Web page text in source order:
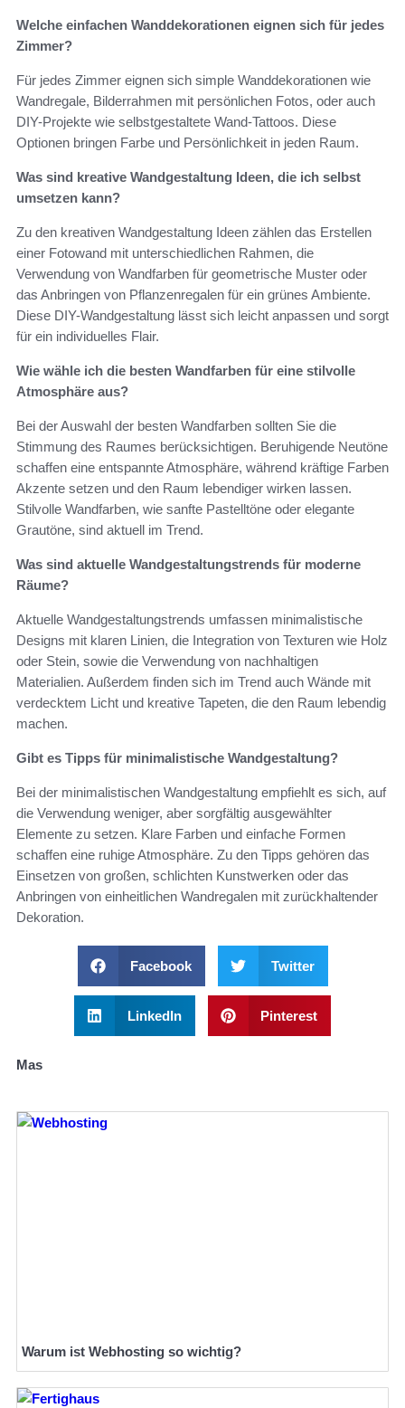
Welche einfachen Wanddekorationen eignen sich für jedes
Zimmer?
Für jedes Zimmer eignen sich simple Wanddekorationen wie
Wandregale, Bilderrahmen mit persönlichen Fotos, oder auch
DIY-Projekte wie selbstgestaltete Wand-Tattoos. Diese
Optionen bringen Farbe und Persönlichkeit in jeden Raum.
Was sind kreative Wandgestaltung Ideen, die ich selbst
umsetzen kann?
Zu den kreativen Wandgestaltung Ideen zählen das Erstellen
einer Fotowand mit unterschiedlichen Rahmen, die
Verwendung von Wandfarben für geometrische Muster oder
das Anbringen von Pflanzenregalen für ein grünes Ambiente.
Diese DIY-Wandgestaltung lässt sich leicht anpassen und sorgt
für ein individuelles Flair.
Wie wähle ich die besten Wandfarben für eine stilvolle
Atmosphäre aus?
Bei der Auswahl der besten Wandfarben sollten Sie die
Stimmung des Raumes berücksichtigen. Beruhigende Neutöne
schaffen eine entspannte Atmosphäre, während kräftige Farben
Akzente setzen und den Raum lebendiger wirken lassen.
Stilvolle Wandfarben, wie sanfte Pastelltöne oder elegante
Grautöne, sind aktuell im Trend.
Was sind aktuelle Wandgestaltungstrends für moderne
Räume?
Aktuelle Wandgestaltungstrends umfassen minimalistische
Designs mit klaren Linien, die Integration von Texturen wie Holz
oder Stein, sowie die Verwendung von nachhaltigen
Materialien. Außerdem finden sich im Trend auch Wände mit
verdecktem Licht und kreative Tapeten, die den Raum lebendig
machen.
Gibt es Tipps für minimalistische Wandgestaltung?
Bei der minimalistischen Wandgestaltung empfiehlt es sich, auf
die Verwendung weniger, aber sorgfältig ausgewählter
Elemente zu setzen. Klare Farben und einfache Formen
schaffen eine ruhige Atmosphäre. Zu den Tipps gehören das
Einsetzen von großen, schlichten Kunstwerken oder das
Anbringen von einheitlichen Wandregalen mit zurückhaltender
Dekoration.
Facebook Twitter
LinkedIn Pinterest
Mas
Warum ist Webhosting so wichtig?